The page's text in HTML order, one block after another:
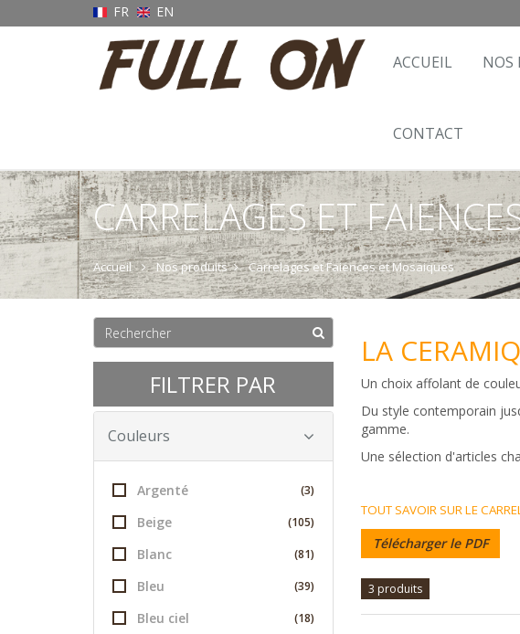
FR EN
ACCUEIL NOS
CONTACT
CARRELAGES ET
Accueil Nos produits Carrelages et Faiences et Mosaiques
FILTRER PAR
Couleurs
Argenté (3)
Beige (105)
Blanc (81)
Bleu (39)
Bleu ciel (18)
LA
Un choix affolant de
Du style contemporain
gamme.
Une sélection d'articles
TOUT SAVOIR SUR LE
Télécharger le PDF
3 produits